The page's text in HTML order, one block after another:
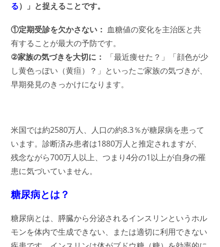
る）」と捉えることです。
①定期受診を欠かさない： 血糖値の変化を主治医と共
有することが最大の予防です。
②家族の気づきを大切に：
「最近痩せた？」「顔色が少
し黄色っぽい（黄疸）？」といったご家族の気づきが、
早期発見のきっかけになります。
米国では約2580万人、人口の約8.3％が糖尿病を患って
います。診断済み患者は1880万人と推定されますが、
残念ながら700万人以上、つまり4分の1以上が自身の罹
患に気づいていません。
糖尿病とは？
糖尿病とは、膵臓から分泌されるインスリンというホル
モンを体内で生成できない、または適切に利用できない